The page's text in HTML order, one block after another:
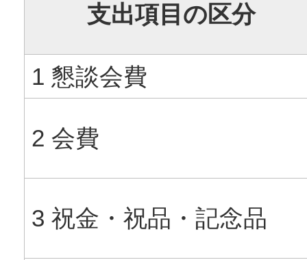
支出項目の区分
1 懇談会費
2 会費
3 祝金・祝品・記念品